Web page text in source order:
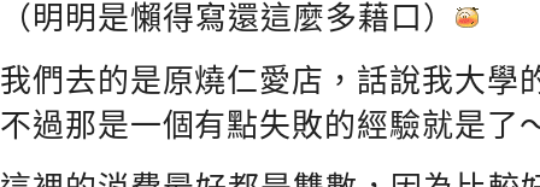
（明明是懶得寫還這麼多藉口）
我們去的是原燒仁愛店，話說我大學
不過那是一個有點失敗的經驗就是了